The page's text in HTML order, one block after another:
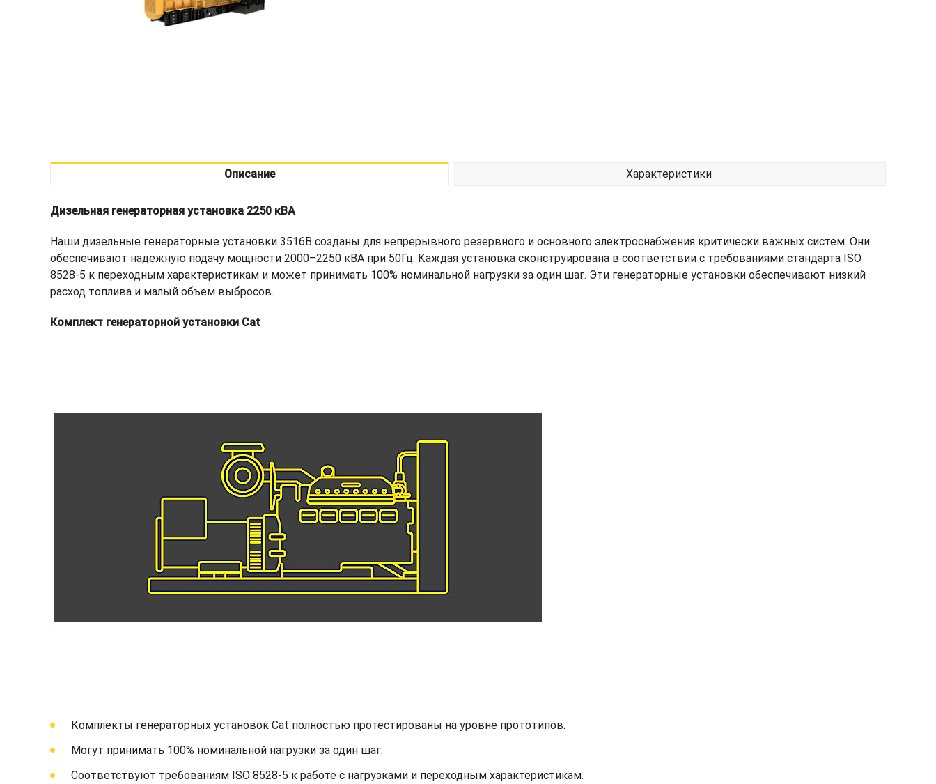
Описание Характеристики
Дизельная генераторная установка 2250 кВА
Наши дизельные генераторные установки 3516B созданы для непрерывного резервного и основного электроснабжения критически важных систем. Они
обеспечивают надежную подачу мощности 2000–2250 кВА при 50Гц. Каждая установка сконструирована в соответствии с требованиями стандарта ISO
8528-5 к переходным характеристикам и может принимать 100% номинальной нагрузки за один шаг. Эти генераторные установки обеспечивают низкий
расход топлива и малый объем выбросов.
Комплект генераторной установки Cat
Комплекты генераторных установок Cat полностью протестированы на уровне прототипов.
Могут принимать 100% номинальной нагрузки за один шаг.
Соответствуют требованиям ISO 8528-5 к работе с нагрузками и переходным характеристикам.